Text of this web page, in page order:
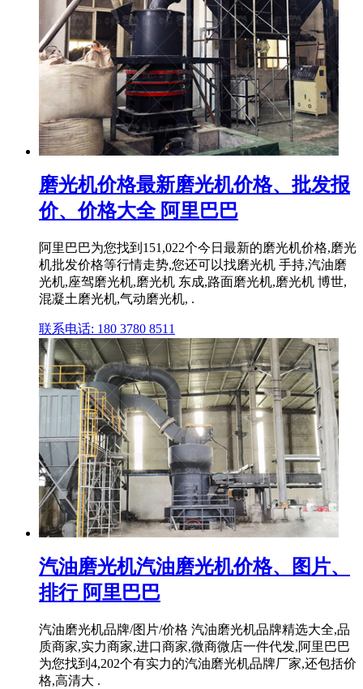
磨光机价格最新磨光机价格、批发报
价、价格大全 阿里巴巴
阿里巴巴为您找到151,022个今日最新的磨光机价格,磨光
机批发价格等行情走势,您还可以找磨光机 手持,汽油磨
光机,座驾磨光机,磨光机 东成,路面磨光机,磨光机 博世,
混凝土磨光机,气动磨光机, .
联系电话: 180 3780 8511
汽油磨光机汽油磨光机价格、图片、
排行 阿里巴巴
汽油磨光机品牌/图片/价格 汽油磨光机品牌精选大全,品
质商家,实力商家,进口商家,微商微店一件代发,阿里巴巴
为您找到4,202个有实力的汽油磨光机品牌厂家,还包括价
格,高清大 .